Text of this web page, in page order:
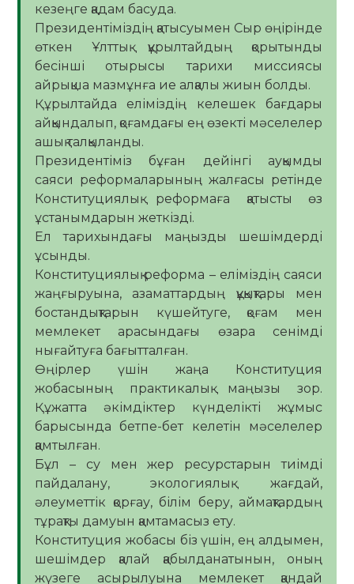
кезеңге қадам басуда.
Президентіміздің қатысуымен Сыр өңірінде
өткен Ұлттық құрылтайдың қорытынды
бесінші отырысы тарихи миссиясы
айрықша мазмұнға ие алқалы жиын болды.
Құрылтайда еліміздің келешек бағдары
айқындалып, қоғамдағы ең өзекті мәселелер
ашық талқыланды.
Президентіміз бұған дейінгі ауқымды
саяси реформаларының жалғасы ретінде
Конституциялық реформаға қатысты өз
ұстанымдарын жеткізді.
Ел тарихындағы маңызды шешімдерді
ұсынды.
Конституциялық реформа – еліміздің саяси
жаңғыруына, азаматтардың құқықтары мен
бостандықтарын күшейтуге, қоғам мен
мемлекет арасындағы өзара сенімді
нығайтуға бағытталған.
Өңірлер үшін жаңа Конституция
жобасының практикалық маңызы зор.
Құжатта әкімдіктер күнделікті жұмыс
барысында бетпе-бет келетін мәселелер
қамтылған.
Бұл – су мен жер ресурстарын тиімді
пайдалану, экологиялық жағдай,
әлеуметтік қорғау, білім беру, аймақтардың
тұрақты дамуын қамтамасыз ету.
Конституция жобасы біз үшін, ең алдымен,
шешімдер қалай қабылданатынын, оның
жүзеге асырылуына мемлекет қандай